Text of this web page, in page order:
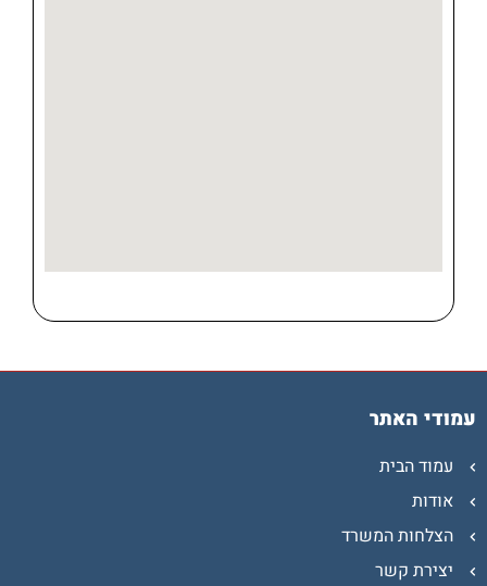
עמודי האתר
עמוד הבית
אודות
הצלחות המשרד
יצירת קשר